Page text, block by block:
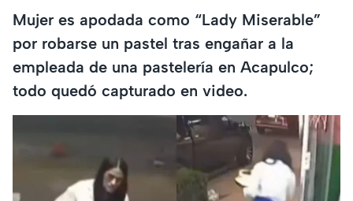
Mujer es apodada como “Lady Miserable”
por robarse un pastel tras engañar a la
empleada de una pastelería en Acapulco;
todo quedó capturado en video.